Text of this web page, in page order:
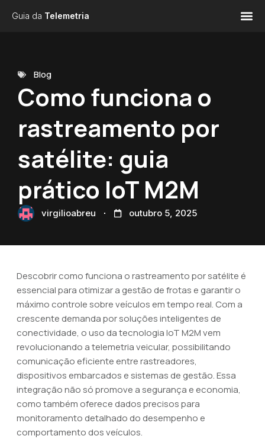
Guia da Telemetria
Blog
Como funciona o
rastreamento por
satélite: guia
prático IoT M2M
virgilioabreu outubro 5, 2025
Descobrir como funciona o rastreamento por satélite é
essencial para otimizar a gestão de frotas e garantir o
máximo controle sobre veículos em tempo real. Com a
crescente demanda por soluções inteligentes de
conectividade, o uso da tecnologia IoT M2M vem
revolucionando a telemetria veicular, possibilitando
comunicação eficiente entre rastreadores,
dispositivos embarcados e sistemas de gestão. Essa
integração não só promove a segurança e economia,
como também oferece dados precisos para
monitoramento detalhado do desempenho e
comportamento dos veículos.